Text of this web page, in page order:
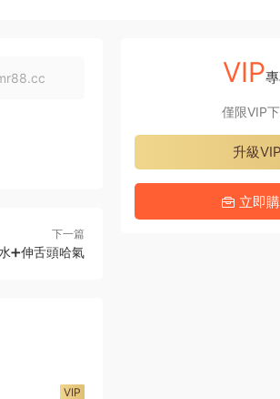
下一篇
➕伸舌頭哈氣
VIP
VIP
僅限VIP
升級VIP
立即